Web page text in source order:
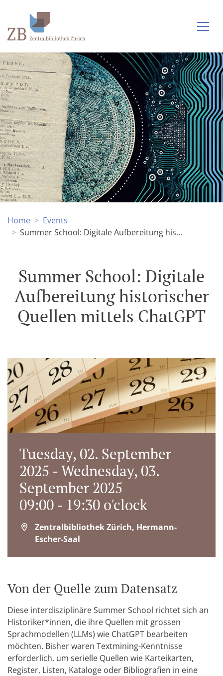
Home
Events
Summer School: Digitale Aufbereitung his...
Summer School: Digitale
Aufbereitung historischer
Quellen mittels ChatGPT
Tuesday, 02. September
2025 - Wednesday, 03.
September 2025
09:00 - 19:30 o'clock
Zentralbibliothek Zürich, Hermann-
Escher-Saal
Von der Quelle zum Datensatz
Diese interdisziplinäre Summer School richtet sich an
Historiker*innen, die ihre Quellen mit grossen
Sprachmodellen (LLMs) wie ChatGPT bearbeiten
möchten. Bisher waren Textmining-Kenntnisse
erforderlich, um serielle Quellen wie Karteikarten,
Register, Listen, Kataloge oder Bibliografien in eine